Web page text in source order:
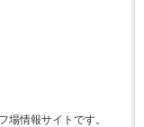
場情報サイトです。